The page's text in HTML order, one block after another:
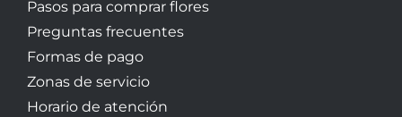
Pasos para comprar flores
Preguntas frecuentes
Formas de pago
Zonas de servicio
Horario de atención